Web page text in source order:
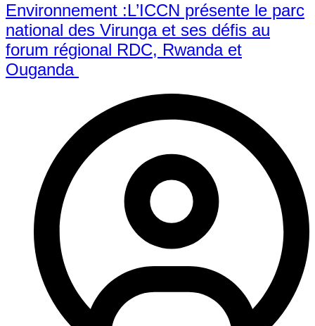
Environnement :L’ICCN présente le parc
national des Virunga et ses défis au
forum régional RDC, Rwanda et
Ouganda